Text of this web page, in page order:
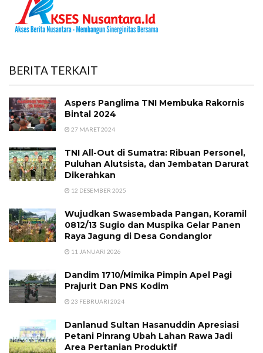
BERITA TERKAIT
Aspers Panglima TNI Membuka Rakornis
Bintal 2024
27 MARET 2024
TNI All-Out di Sumatra: Ribuan Personel,
Puluhan Alutsista, dan Jembatan Darurat
Dikerahkan
12 DESEMBER 2025
Wujudkan Swasembada Pangan, Koramil
0812/13 Sugio dan Muspika Gelar Panen
Raya Jagung di Desa Gondanglor
11 JANUARI 2026
Dandim 1710/Mimika Pimpin Apel Pagi
Prajurit Dan PNS Kodim
23 FEBRUARI 2024
Danlanud Sultan Hasanuddin Apresiasi
Petani Pinrang Ubah Lahan Rawa Jadi
Area Pertanian Produktif